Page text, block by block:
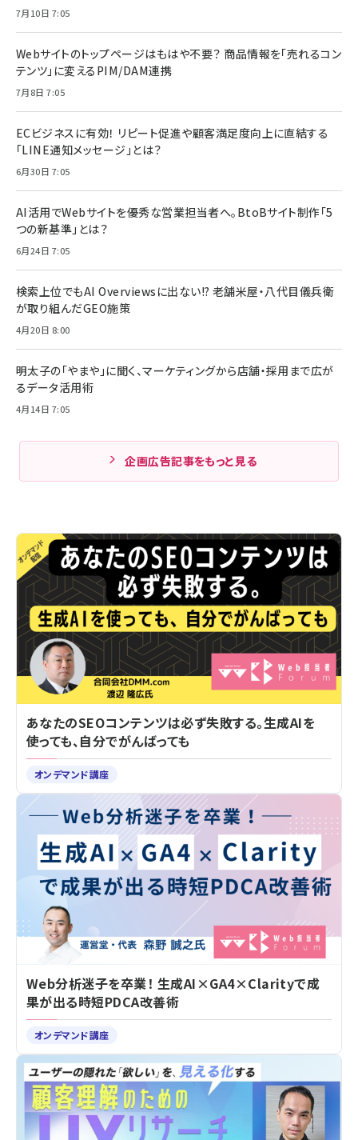
7月10日 7:05
Webサイトのトップページはもはや不要？ 商品情報を「売れるコン
テンツ」に変えるPIM/DAM連携
7月8日 7:05
ECビジネスに有効！ リピート促進や顧客満足度向上に直結する
「LINE通知メッセージ」とは？
6月30日 7:05
AI活用でWebサイトを優秀な営業担当者へ。BtoBサイト制作「5
つの新基準」とは？
6月24日 7:05
検索上位でもAI Overviewsに出ない!? 老舗米屋・八代目儀兵衛
が取り組んだGEO施策
4月20日 8:00
明太子の「やまや」に聞く、マーケティングから店舗・採用まで広が
るデータ活用術
4月14日 7:05
企画広告記事をもっと見る
あなたのSEOコンテンツは必ず失敗する。生成AIを
使っても、自分でがんばっても
オンデマンド講座
Web分析迷子を卒業！ 生成AI×GA4×Clarityで成
果が出る時短PDCA改善術
オンデマンド講座